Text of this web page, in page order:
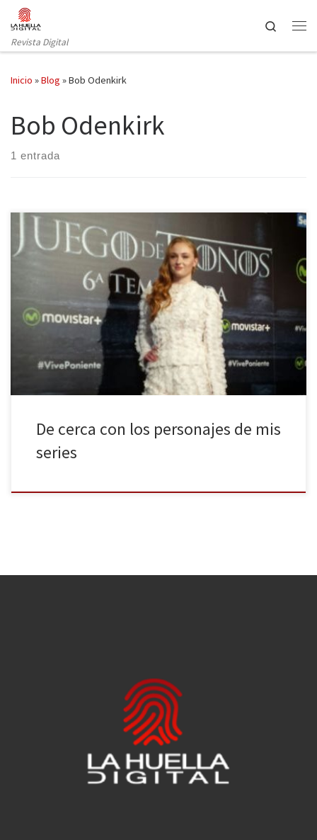
Saltar al contenido
Revista Digital
Search
Inicio »Blog »Bob Odenkirk
Bob Odenkirk
1 entrada
Todo seriéfilo que se precie siempre ha tenido el sueño de
conocer a los personajes de sus series favoritas, o incluso de
poder participar en dicha serie. Algunos hemos tocado ese sueño
muy de cerca, que se escapó solo por 2 horas y 600 km de por
De cerca con los personajes de mis
series